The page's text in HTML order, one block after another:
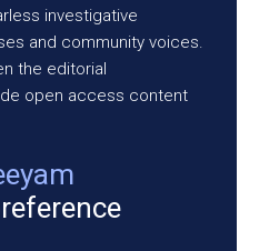
investigative
and community voices.
the editorial
open access content